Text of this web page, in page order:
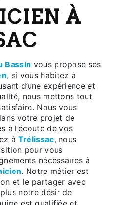
Bassin vous propose ses
, si vous habitez à
d’une expérience et
nous mettons tout
Nous vous
votre projet de
à l’écoute de vos
à Trélissac, nous
pour vous
nécessaires à
. Notre métier est
et le partager avec
notre désir de
est qualifiée et